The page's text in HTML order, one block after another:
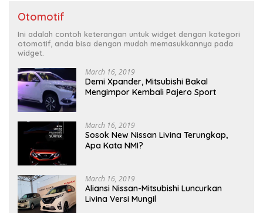
Otomotif
Ini adalah contoh keterangan untuk widget dengan kategori
otomotif, anda bisa dengan mudah memasukkannya pada
widget.
March 16, 2019
Demi Xpander, Mitsubishi Bakal
Mengimpor Kembali Pajero Sport
March 16, 2019
Sosok New Nissan Livina Terungkap,
Apa Kata NMI?
March 16, 2019
Aliansi Nissan-Mitsubishi Luncurkan
Livina Versi Mungil